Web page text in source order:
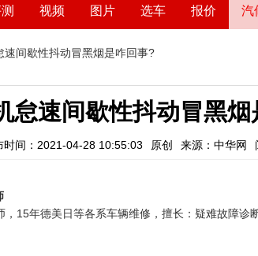
视频 图片 选车 报价 汽
速间歇性抖动冒黑烟是咋回事?
怠速间歇性抖动冒黑
时间：2021-04-28 10:55:03 原创 来源：中华网